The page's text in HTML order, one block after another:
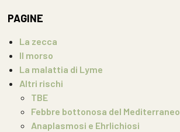
PAGINE
La zecca
Il morso
La malattia di Lyme
Altri rischi
TBE
Febbre bottonosa del Mediterraneo
Anaplasmosi e Ehrlichiosi